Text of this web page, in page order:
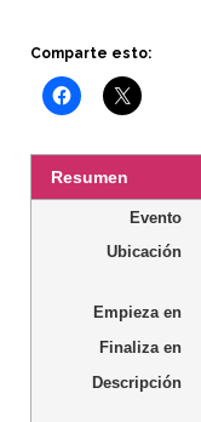
Comparte esto:
Resumen
Evento
Ubicación
Empieza en
Finaliza en
Descripción